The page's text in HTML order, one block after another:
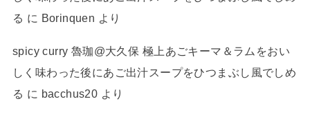
る に Borinquen より
spicy curry 魯珈@大久保 極上あごキーマ＆ラムをおい
しく味わった後にあご出汁スープをひつまぶし風でしめ
る に bacchus20 より